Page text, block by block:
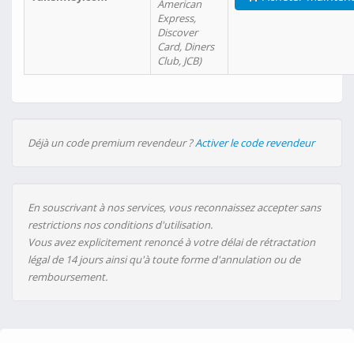
American
Express,
Discover
Card, Diners
Club, JCB)
Déjà un code premium revendeur ?Activer le code revendeur
En souscrivant à nos services, vous reconnaissez accepter sans
restrictions nos conditions d'utilisation.
Vous avez explicitement renoncé à votre délai de rétractation
légal de 14 jours ainsi qu'à toute forme d'annulation ou de
remboursement.